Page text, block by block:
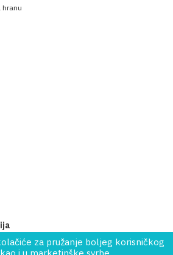
hranu
za pružanje boljeg korisničkog